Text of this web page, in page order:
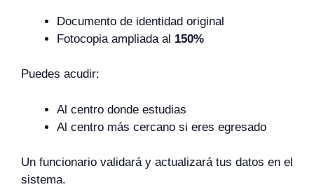
Documento de identidad original
Fotocopia ampliada al 150%
Puedes acudir:
Al centro donde estudias
Al centro más cercano si eres egresado
Un funcionario validará y actualizará tus datos en el
sistema.